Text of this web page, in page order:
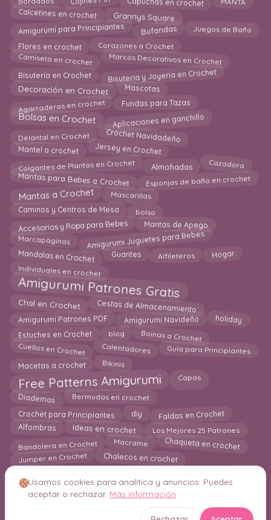
Calcetines en crochet Grannys Square
Amigurumi para Principiantes Bufandas Juegos de Baño
Flores en crochet Corazones a Crochet
Camiseta en crochet Marcos Decorativos en Crochet
Bisutería en Crochet Bisuteria y Joyeria en Crochet
Decoración en Crochet Mascotas
Agarraderas en crochet Fundas para Tazas
Bolsas en Crochet Aplicaciones en ganchillo
Delantal en Crochet Crochet Navidadeño
Mantel a crochet Jersey en Crochet
Colgantes de Plantas en Crochet Almohadas Cazadora
Mantas para Bebes a Crochet Esponjas de baño en crochet
Mantas a Crochet Mascarillas
Caminos y Centros de Mesa bolso
Accesorios y Ropa para Bebes Mantas de Apego
Marcapaginas Amigurumi Juguetes para Bebes
Mandalas en Crochet Guantes Alfileteros Hogar
Individuales en crochet
Amigurumi Patrones Gratis
Chal en Crochet Cestas de Almacenamiento
Amigurumi Patrones PDF Amigurumi Navideño holiday
Estuches en Crochet blog Boinas a Crochet
Cuellos en Crochet Calentadores Guía para Principiantes
Macetas a crochet Bikinis
Free Patterns Amigurumi Capas
Diademas Bermudas en crochet
Crochet para Principiantes diy Faldas en Crochet
Alfombras Ideas en crochet Los Mejores 25 Patrones
Bandolera en Crochet Macrame Chaqueta en crochet
Jumper en Crochet Chalecos en crochet
© 2026 Crochetisimo. Todos los derechos reservados.
Usamos cookies para analítica y anuncios. Puedes
aceptar o rechazar. Más información